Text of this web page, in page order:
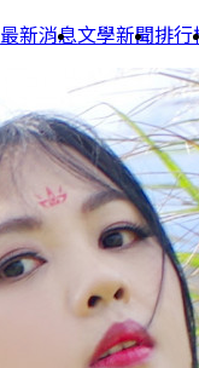
最新消息文學新聞排行